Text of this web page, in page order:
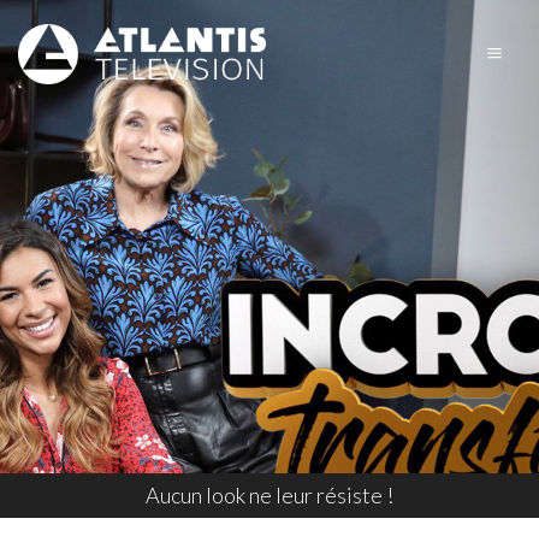
Aucun look ne leur résiste !